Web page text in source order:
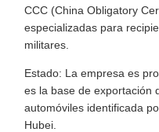
CCC (China Obligatory
especializadas para
militares.
Estado: La empresa es
es la base de exportación
automóviles identificada
Hubei.